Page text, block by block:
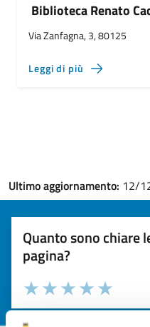
Biblioteca Renato
Via Zanfagna, 3, 80125
Leggi di più
Ultimo aggiornamento: 12/
Quanto sono chiare
pagina?
Valuta la chiarezza delle
Seleziona il numero di
Valuta 5
Valuta 4
Valuta 3 stelle su
Valuta 2 stelle su 5
Valuta 1 stelle su 5